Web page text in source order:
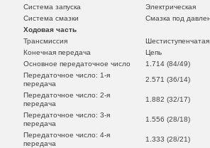
Система запуска
Электрическая
Система смазки
Смазка под
Ходовая часть
Трансмиссия
Конечная передача
Цепь
Основное передаточное число
1.714 (84/49)
Передаточное число: 1-я
передача
2.571 (36/14)
Передаточное число: 2-я
передача
1.882 (32/17)
Передаточное число: 3-я
передача
1.556 (28/18)
Передаточное число: 4-я
передача
1.333 (28/21)